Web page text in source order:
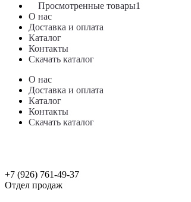
Просмотренные товары1
О нас
Доставка и оплата
Каталог
Контакты
Скачать каталог
О нас
Доставка и оплата
Каталог
Контакты
Скачать каталог
+7 (926) 761-49-37
Отдел продаж